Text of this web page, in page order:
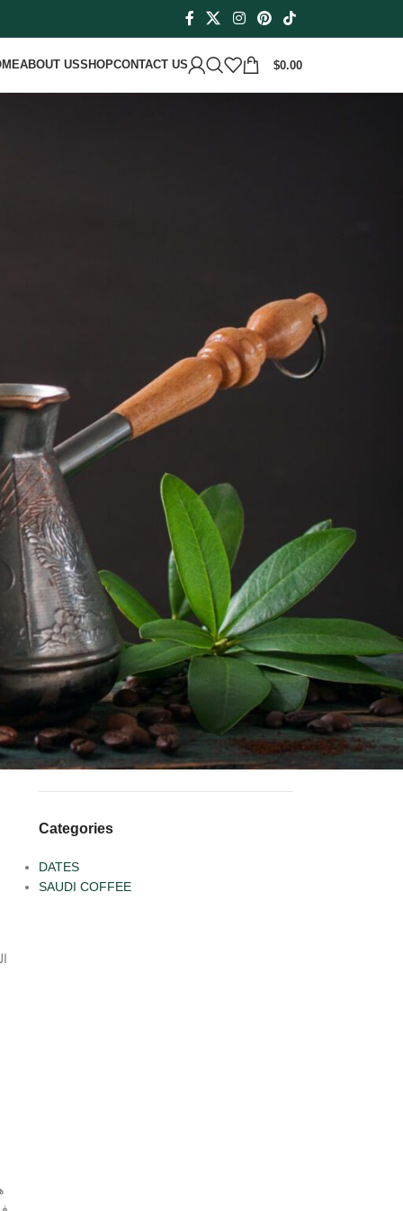
ABOUT USSHOPCONTACT US $0.00
Sweet Delight: Saudi’s Juicy Khlas Dates!
How to make Saudi Coffee
ملكة التمور
Queen Of Dates
Exploring dates’ health advantages
Recent Comments
No comments to show.
Archives
June 2023
March 2023
February 2023
Categories
DATES
SAUDI COFFEE